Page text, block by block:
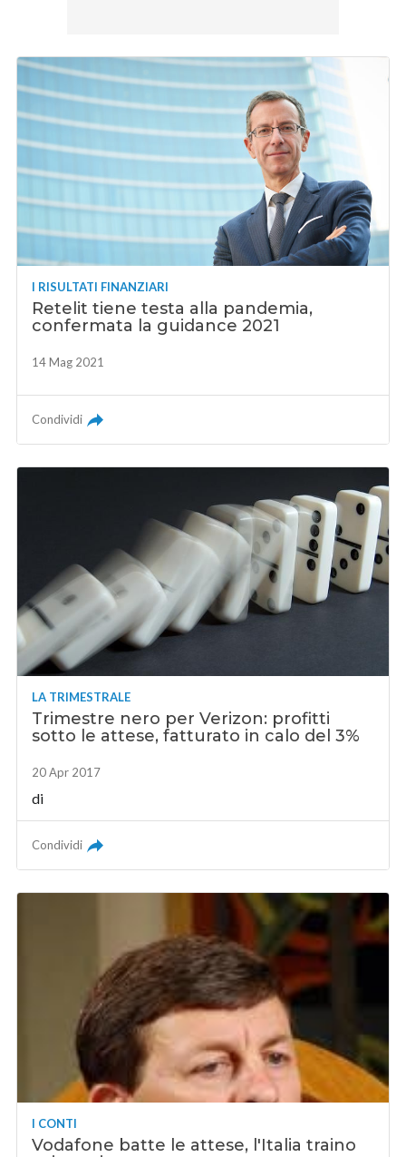
I RISULTATI FINANZIARI
Retelit tiene testa alla pandemia,
confermata la guidance 2021
14 Mag 2021
Condividi
LA TRIMESTRALE
Trimestre nero per Verizon: profitti
sotto le attese, fatturato in calo del 3%
20 Apr 2017
di
Condividi
I CONTI
Vodafone batte le attese, l'Italia traino